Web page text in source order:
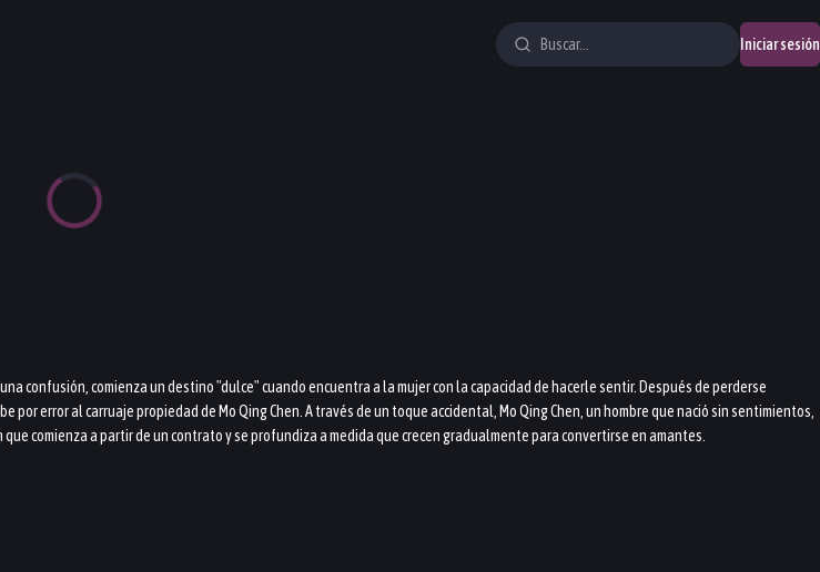
Iniciar sesión
confusión, comienza un destino "dulce" cuando encuentra a la mujer con la capacidad de hacerle sentir. Después de perderse
error al carruaje propiedad de Mo Qing Chen. A través de un toque accidental, Mo Qing Chen, un hombre que nació sin sentimientos,
comienza a partir de un contrato y se profundiza a medida que crecen gradualmente para convertirse en amantes.